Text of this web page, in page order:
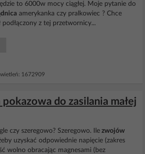
to 6000w mocy ciągłej. Moje pytanie do
amerykanka czy pralkowiec ? Chce
z tej przetwornicy...
1672909
do zasilania małej
czy szeregowo? Szeregowo. Ile zwojów
uzyskać odpowiednie napięcie (zakres
wolno obracając magnesami (bez